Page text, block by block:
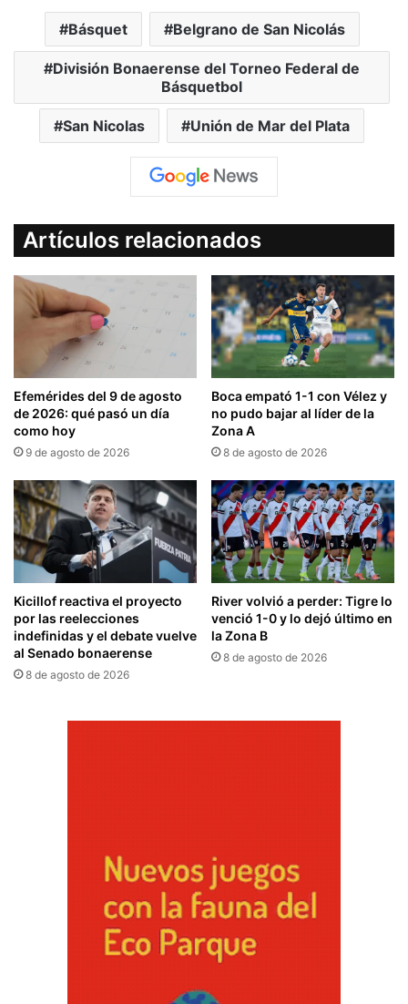
Básquet Belgrano de San Nicolás
División Bonaerense del Torneo Federal de
Básquetbol
San Nicolas Unión de Mar del Plata
Artículos relacionados
Efemérides del 9 de agosto
de 2026: qué pasó un día
como hoy
9 de agosto de 2026
Boca empató 1-1 con Vélez y
no pudo bajar al líder de la
Zona A
8 de agosto de 2026
Kicillof reactiva el proyecto
por las reelecciones
indefinidas y el debate vuelve
al Senado bonaerense
8 de agosto de 2026
River volvió a perder: Tigre lo
venció 1-0 y lo dejó último en
la Zona B
8 de agosto de 2026